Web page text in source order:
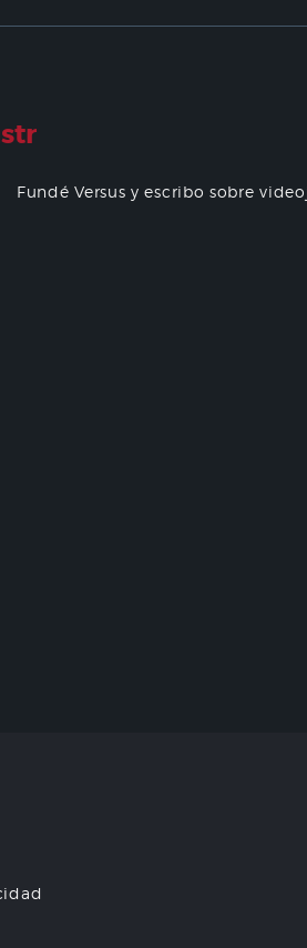
Fundé Versus y escribo sobre